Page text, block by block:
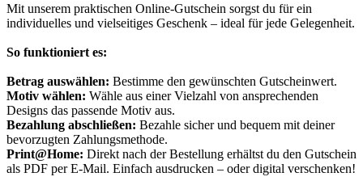
Mit unserem praktischen Online-Gutschein sorgst du für ein
individuelles und vielseitiges Geschenk – ideal für jede Gelegenheit.
So funktioniert es:
Betrag auswählen: Bestimme den gewünschten Gutscheinwert.
Motiv wählen: Wähle aus einer Vielzahl von ansprechenden
Designs das passende Motiv aus.
Bezahlung abschließen: Bezahle sicher und bequem mit deiner
bevorzugten Zahlungsmethode.
Print@Home: Direkt nach der Bestellung erhältst du den Gutschein
als PDF per E-Mail. Einfach ausdrucken – oder digital verschenken!